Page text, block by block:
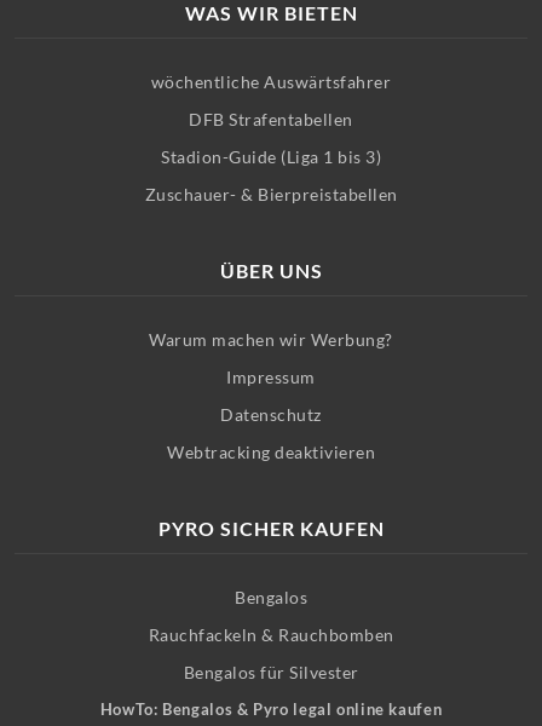
WAS WIR BIETEN
wöchentliche Auswärtsfahrer
DFB Strafentabellen
Stadion-Guide (Liga 1 bis 3)
Zuschauer- & Bierpreistabellen
ÜBER UNS
Warum machen wir Werbung?
Impressum
Datenschutz
Webtracking deaktivieren
PYRO SICHER KAUFEN
Bengalos
Rauchfackeln & Rauchbomben
Bengalos für Silvester
HowTo: Bengalos & Pyro legal online kaufen